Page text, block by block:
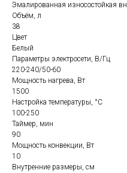
Эмалированная износостойкая
Объём, л
38
Цвет
Белый
Параметры электросети, В/Гц
220-240/50-60
Мощность нагрева, Вт
1500
Настройка температуры, °С
100-250
Таймер, мин
90
Мощность конвекции, Вт
10
Внутренние размеры, см